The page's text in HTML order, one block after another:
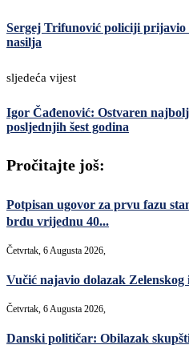
Sergej Trifunović policiji prijavio
nasilja
sljedeća vijest
Igor Čađenović: Ostvaren
posljednjih šest godina
Pročitajte još:
Potpisan ugovor za prvu fazu
brdu vrijednu 40...
Četvrtak, 6 Augusta 2026,
Vučić najavio dolazak Zelenskog
Četvrtak, 6 Augusta 2026,
Danski političar: Obilazak